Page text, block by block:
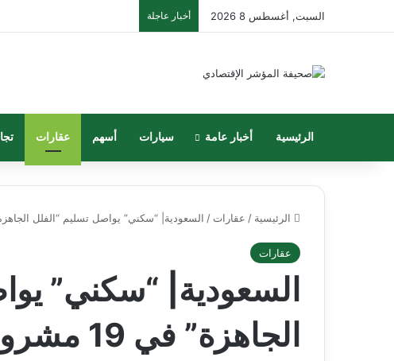
السبت, أغسطس 8 2026 أخبار عاجلة
الرئيسية أخبار عامة سيارات أسهم عقارات
الرئيسية / عقارات / السعودية| “سكني” يواصل تسليم “الفلل الجاهزة” في 19 مشروعًا في
عقارات
السعودية| “سكني”
الجاهزة” في 19 مشروعًا في 9 مناطق